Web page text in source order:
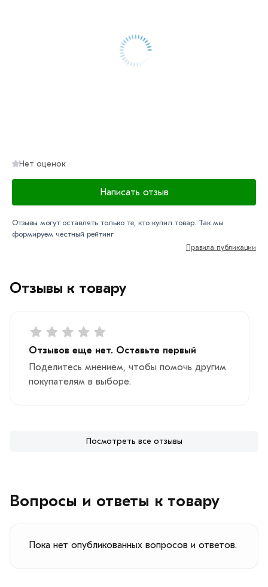
Отзывы к товару
Отзывов еще нет. Оставьте первый
Поделитесь мнением, чтобы помочь другим
покупателям в выборе.
Посмотреть все отзывы
Нет оценок
Написать отзыв
Отзывы могут оставлять только те, кто купил товар. Так мы
формируем честный рейтинг
Правила публикации
Вопросы и ответы к товару
Пока нет опубликованных вопросов и ответов.